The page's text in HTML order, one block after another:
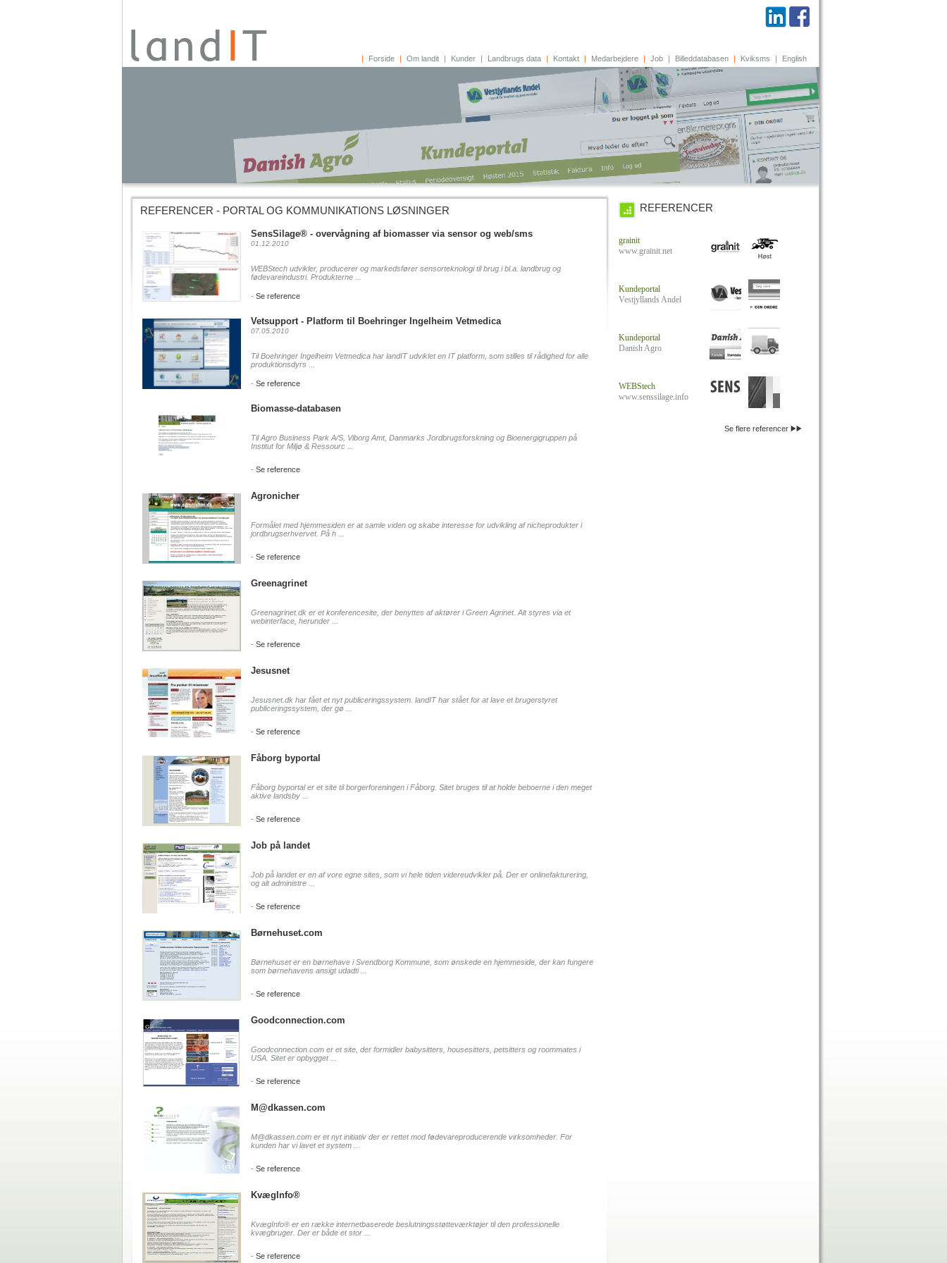
| Forside | Om landit | Kunder | Landbrugs data | Kontakt | Medarbejdere | Job | Billeddatabasen | Kviksms | English
REFERENCER - PORTAL OG KOMMUNIKATIONS LØSNINGER
SensSilage® - overvågning af biomasser via sensor og web/sms
01.12.2010
WEBStech udvikler, producerer og markedsfører sensorteknologi til brug i bl.a. landbrug og
fødevareindustri. Produkterne ...
- Se reference
Vetsupport - Platform til Boehringer Ingelheim Vetmedica
07.05.2010
Til Boehringer Ingelheim Vetmedica har landIT udviklet en IT platform, som stilles til rådighed for alle
produktionsdyrs ...
- Se reference
Biomasse-databasen
Til Agro Business Park A/S, Viborg Amt, Danmarks Jordbrugsforskning og Bioenergigruppen på
Institut for Miljø & Ressourc ...
- Se reference
Agronicher
Formålet med hjemmesiden er at samle viden og skabe interesse for udvikling af nicheprodukter i
jordbrugserhvervet. På h ...
- Se reference
Greenagrinet
Greenagrinet.dk er et konferencesite, der benyttes af aktører i Green Agrinet. Alt styres via et
webinterface, herunder ...
- Se reference
Jesusnet
Jesusnet.dk har fået et nyt publiceringssystem. landIT har stået for at lave et brugerstyret
publiceringssystem, der gø ...
- Se reference
Fåborg byportal
Fåborg byportal er et site til borgerforeningen i Fåborg. Sitet bruges til at holde beboerne i den meget
aktive landsby ...
- Se reference
Job på landet
Job på landet er en af vore egne sites, som vi hele tiden videreudvikler på. Der er onlinefakturering,
og alt administre ...
- Se reference
Børnehuset.com
Børnehuset er en børnehave i Svendborg Kommune, som ønskede en hjemmeside, der kan fungere
som børnehavens ansigt udadti ...
- Se reference
Goodconnection.com
Goodconnection.com er et site, der formidler babysitters, housesitters, petsitters og roommates i
USA. Sitet er opbygget ...
- Se reference
M@dkassen.com
M@dkassen.com er et nyt initiativ der er rettet mod fødevareproducerende virksomheder. For
kunden har vi lavet et system ...
- Se reference
KvægInfo®
KvægInfo® er en række internetbaserede beslutningsstøtteværktøjer til den professionelle
kvægbruger. Der er både et stor ...
- Se reference
REFERENCER
grainit
www.grainit.net
Kundeportal
Vestjyllands Andel
Kundeportal
Danish Agro
WEBStech
www.senssilage.info
Se flere referencer